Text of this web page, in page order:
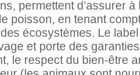
permettent d’assurer
poisson, en tenant
écosystèmes. Le
et porte des
le respect du bien-être